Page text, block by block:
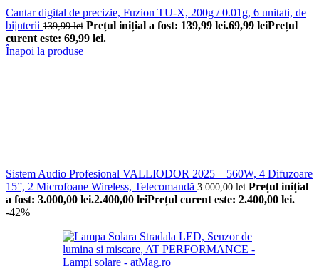
Cantar digital de precizie, Fuzion TU-X, 200g / 0.01g, 6 unitati, de
bijuterii 139,99lei Prețul inițial a fost: 139,99 lei.69,99 leiPrețul
curent este: 69,99 lei.
Înapoi la produse
Sistem Audio Profesional VALLIODOR 2025 – 560W, 4 Difuzoare
15”, 2 Microfoane Wireless, Telecomandă 3.000,00lei Prețul inițial
a fost: 3.000,00 lei.2.400,00 leiPrețul curent este: 2.400,00 lei.
-42%